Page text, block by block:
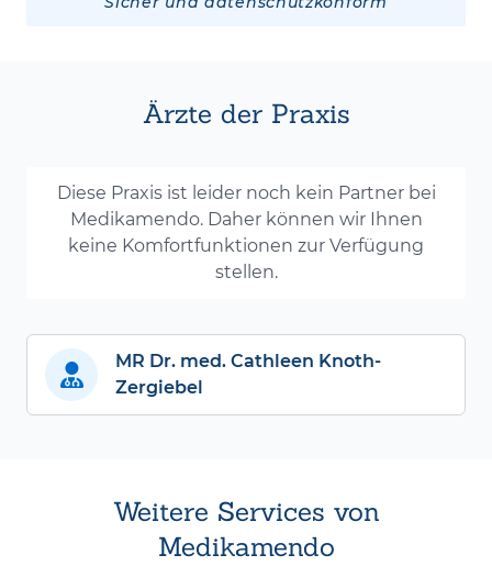
Ärzte der Praxis
Diese Praxis ist leider noch kein Partner bei
Medikamendo. Daher können wir Ihnen
keine Komfortfunktionen zur Verfügung
stellen.
MR Dr. med. Cathleen Knoth-
Zergiebel
Weitere Services von
Medikamendo